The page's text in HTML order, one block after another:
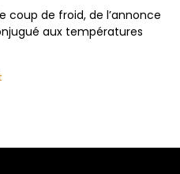
coup de froid, de l’annonce
aux températures